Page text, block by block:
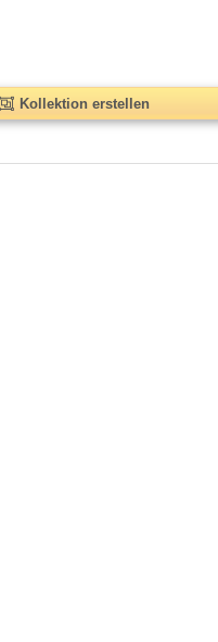
Kollektion erstellen